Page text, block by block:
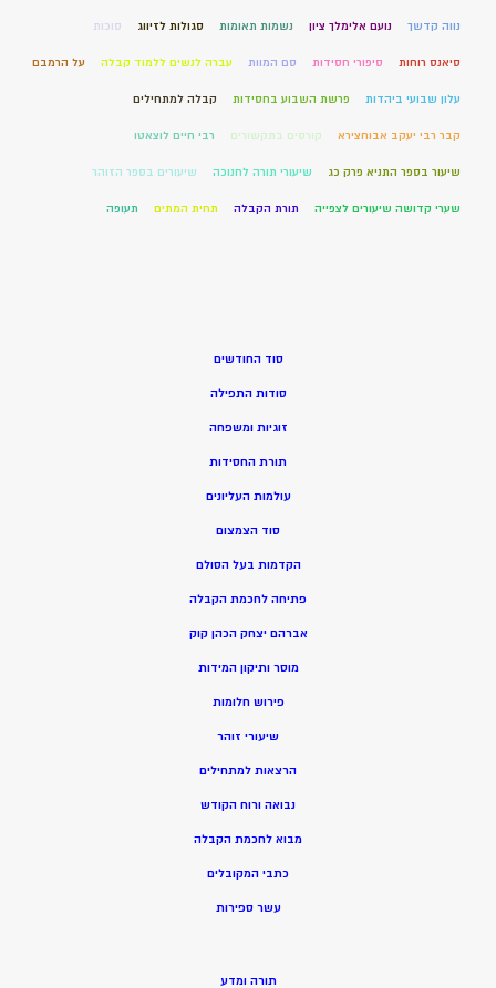
נווה קדשך נועם אלימלך ציון נשמות תאומות סגולות לזיווג סוכות
סיאנס רוחות סיפורי חסידות סם המוות עברה לנשים ללמוד קבלה על הרמבם
עלון שבועי ביהדות פרשת השבוע בחסידות קבלה למתחילים
קבר רבי יעקב אבוחצירא קורסים בתקשורים רבי חיים לוצאטו
שיעור בספר התניא פרק כג שיעורי תורה לחנוכה שיעורים בספר הזוהר
שערי קדושה שיעורים לצפייה תורת הקבלה תחית המתים תעופה
סוד החודשים
סודות התפילה
זוגיות ומשפחה
תורת החסידות
עולמות העליונים
סוד הצמצום
הקדמות בעל הסולם
פתיחה לחכמת הקבלה
אברהם יצחק הכהן קוק
מוסר ותיקון המידות
פירוש חלומות
שיעורי זוהר
הרצאות למתחילים
נבואה ורוח הקודש
מבוא לחכמת הקבלה
כתבי המקובלים
עשר ספירות
תורה ומדע